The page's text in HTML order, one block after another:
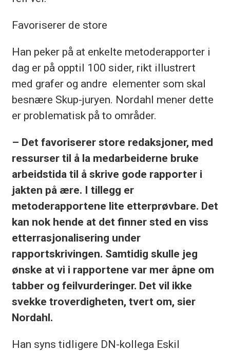
Favoriserer de store
Han peker på at enkelte metoderapporter i
dag er på opptil 100 sider, rikt illustrert
med grafer og andre elementer som skal
besnære Skup-juryen. Nordahl mener dette
er problematisk på to områder.
– Det favoriserer store redaksjoner, med
ressurser til å la medarbeiderne bruke
arbeidstida til å skrive gode rapporter i
jakten på ære. I tillegg er
metoderapportene lite etterprøvbare. Det
kan nok hende at det finner sted en viss
etterrasjonalisering under
rapportskrivingen. Samtidig skulle jeg
ønske at vi i rapportene var mer åpne om
tabber og feilvurderinger. Det vil ikke
svekke troverdigheten, tvert om, sier
Nordahl.
Han syns tidligere DN-kollega Eskil